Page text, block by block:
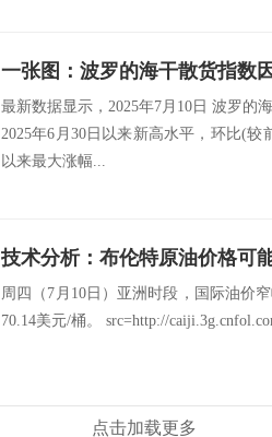
最新数据显示，2025年7月10日 波罗的
2025年6月30日以来新高水平，环比(较
以来最大涨幅...
周四（7月10日）亚洲时段，国际油价
70.14美元/桶。 src=http://
点击加载更多